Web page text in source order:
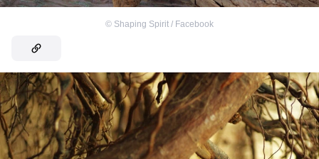
© Shaping Spirit / Facebook